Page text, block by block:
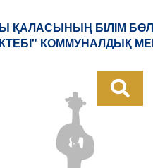
ҚАЛАСЫНЫҢ БІЛІМ
КОММУНАЛДЫҚ